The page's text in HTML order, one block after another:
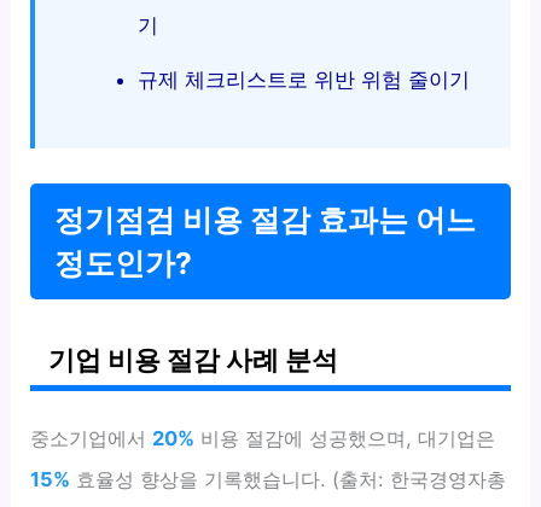
기
규제 체크리스트로 위반 위험 줄이기
정기점검 비용 절감 효과는 어느
정도인가?
기업 비용 절감 사례 분석
중소기업에서 20% 비용 절감에 성공했으며, 대기업은
15% 효율성 향상을 기록했습니다. (출처: 한국경영자총